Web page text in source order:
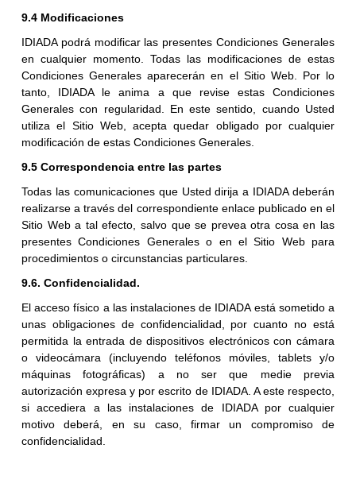
9.4 Modificaciones
IDIADA podrá modificar las presentes Condiciones Generales
en cualquier momento. Todas las modificaciones de estas
Condiciones Generales aparecerán en el Sitio Web. Por lo
tanto, IDIADA le anima a que revise estas Condiciones
Generales con regularidad. En este sentido, cuando Usted
utiliza el Sitio Web, acepta quedar obligado por cualquier
modificación de estas Condiciones Generales.
9.5 Correspondencia entre las partes
Todas las comunicaciones que Usted dirija a IDIADA deberán
realizarse a través del correspondiente enlace publicado en el
Sitio Web a tal efecto, salvo que se prevea otra cosa en las
presentes Condiciones Generales o en el Sitio Web para
procedimientos o circunstancias particulares.
9.6. Confidencialidad.
El acceso físico a las instalaciones de IDIADA está sometido a
unas obligaciones de confidencialidad, por cuanto no está
permitida la entrada de dispositivos electrónicos con cámara
o videocámara (incluyendo teléfonos móviles, tablets y/o
máquinas fotográficas) a no ser que medie previa
autorización expresa y por escrito de IDIADA. A este respecto,
si accediera a las instalaciones de IDIADA por cualquier
motivo deberá, en su caso, firmar un compromiso de
confidencialidad.